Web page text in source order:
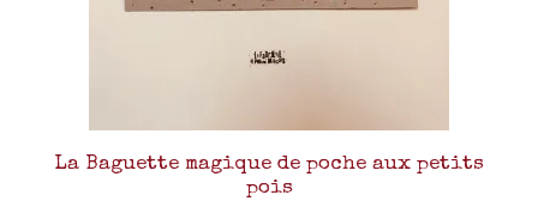
La Baguette magique de poche aux petits
pois